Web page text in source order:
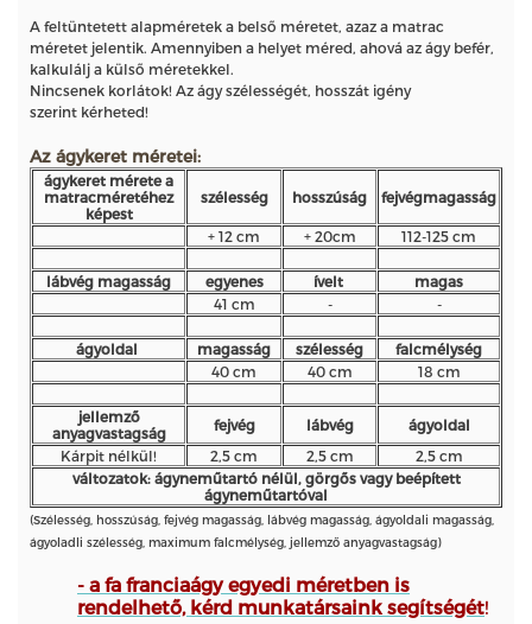
A feltüntetett alapméretek a belső méretet, azaz a matrac
méretet jelentik. Amennyiben a helyet méred, ahová az ágy befér,
kalkulálj a külső méretekkel.
Nincsenek korlátok! Az ágy szélességét, hosszát igény
szerint kérheted!
Az ágykeret méretei:
ágykeret mérete a
matracméretéhez
képest
szélesség hosszúság fejvégmagasság
+ 12 cm + 20cm 112-125 cm
lábvég magasság egyenes ívelt
magas
41 cm
- -
ágyoldal magasság szélesség
falcmélység
40 cm
40 cm 18 cm
jellemző
anyagvastagság
fejvég lábvég
ágyoldal
Kárpit nélkül!
2,5 cm 2,5 cm
2,5 cm
változatok: ágyneműtartó nélül, görgős vagy beépített
ágyneműtartóval
(Szélesség, hosszúság, fejvég magasság, lábvég magasság, ágyoldali magasság,
ágyoladli szélesség, maximum falcmélység, jellemző anyagvastagság)
- a fa franciaágy egyedi méretben is
rendelhető, kérd munkatársaink segítségét!